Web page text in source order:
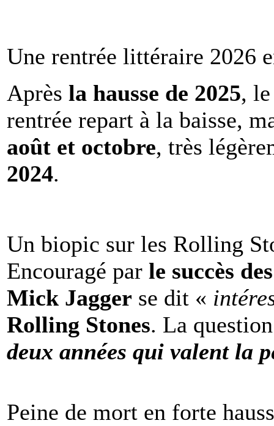
Une rentrée littéraire 2026
Après la hausse de 2025,
rentrée repart à la baisse,
août et octobre, très
2024.
Un biopic sur les Rolling
Encouragé par le succès
Mick Jagger se dit «
Rolling Stones. La
deux années qui valent la
Peine de mort en forte